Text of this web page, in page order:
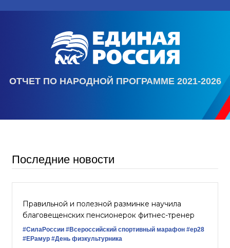
ОТЧЕТ ПО НАРОДНОЙ ПРОГРАММЕ 2021-2026
Последние новости
Правильной и полезной разминке научила
благовещенских пенсионерок фитнес-тренер
#СилаРоссии #Всероссийский спортивный марафон #ер28
#ЕРамур #День физкультурника